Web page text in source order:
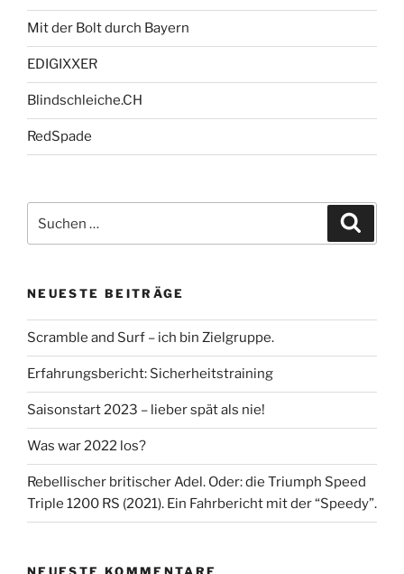
Mit der Bolt durch Bayern
EDIGIXXER
Blindschleiche.CH
RedSpade
nach:
NEUESTE BEITRÄGE
Scramble and Surf – ich bin Zielgruppe.
Erfahrungsbericht: Sicherheitstraining
Saisonstart 2023 – lieber spät als nie!
Was war 2022 los?
Rebellischer britischer Adel. Oder: die Triumph Speed
Triple 1200 RS (2021). Ein Fahrbericht mit der “Speedy”.
NEUESTE KOMMENTARE